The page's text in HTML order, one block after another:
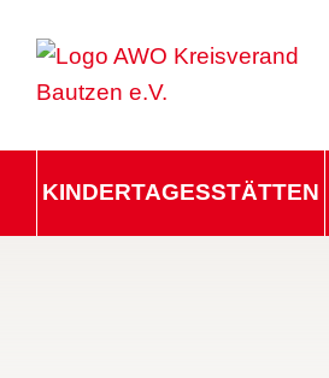
KINDERTAGESSTÄTTEN